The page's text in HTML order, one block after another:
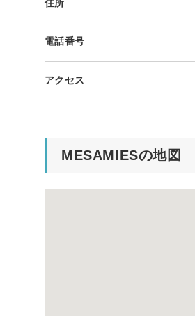
住所
電話番号
アクセス
MESAMIESの地図